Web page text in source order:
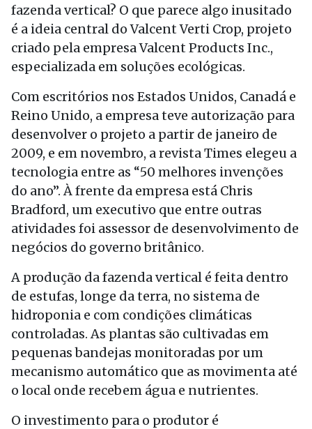
fazenda vertical? O que parece algo inusitado
é a ideia central do Valcent Verti Crop, projeto
criado pela empresa Valcent Products Inc.,
especializada em soluções ecológicas.
Com escritórios nos Estados Unidos, Canadá e
Reino Unido, a empresa teve autorização para
desenvolver o projeto a partir de janeiro de
2009, e em novembro, a revista Times elegeu a
tecnologia entre as “50 melhores invenções
do ano”. À frente da empresa está Chris
Bradford, um executivo que entre outras
atividades foi assessor de desenvolvimento de
negócios do governo britânico.
A produção da fazenda vertical é feita dentro
de estufas, longe da terra, no sistema de
hidroponia e com condições climáticas
controladas. As plantas são cultivadas em
pequenas bandejas monitoradas por um
mecanismo automático que as movimenta até
o local onde recebem água e nutrientes.
O investimento para o produtor é